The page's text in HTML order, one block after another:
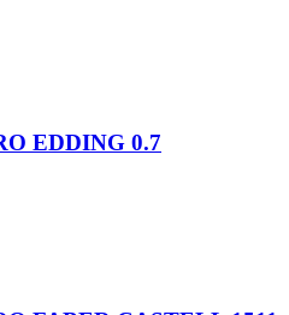
EDDING 0.7